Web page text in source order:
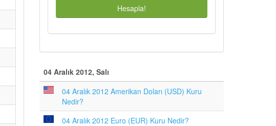
Hesapla!
04 Aralık 2012, Salı
04 Aralık 2012 Amerikan Doları (USD) Kuru
Nedir?
04 Aralık 2012 Euro (EUR) Kuru Nedir?